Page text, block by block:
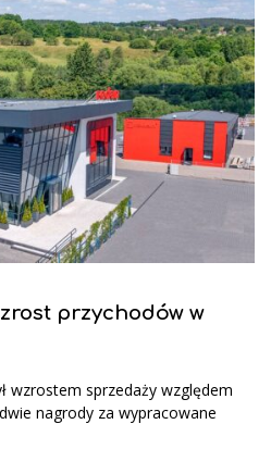
przychodów w
wzrostem sprzedaży względem
nagrody za wypracowane